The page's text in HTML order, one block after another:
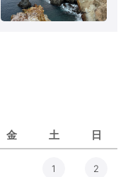
金 土 日
1 2